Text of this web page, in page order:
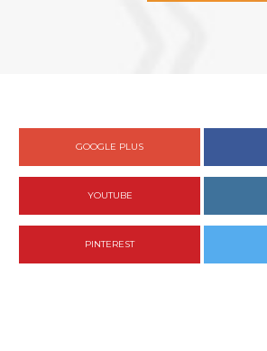
GOOGLE PLUS
YOUTUBE
PINTEREST